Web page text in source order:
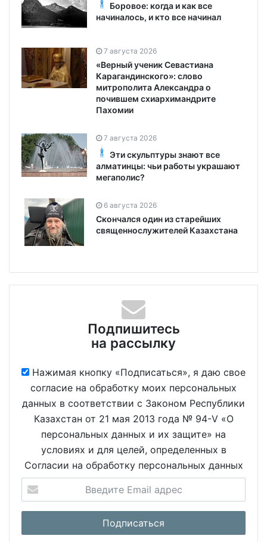
Боровое: когда и как все
начиналось, и кто все начинал
7 августа 2026
«Верный ученик Севастиана
Карагандинского»: слово
митрополита Александра о
почившем схиархимандрите
Пахомии
7 августа 2026
Эти скульптуры знают все
алматинцы: чьи работы украшают
мегаполис?
6 августа 2026
Скончался один из старейших
священнослужителей Казахстана
Подпишитесь
на рассылку
Нажимая кнопку «Подписаться», я даю свое
согласие на обработку моих персональных
данных в соответствии с Законом Республики
Казахстан от 21 мая 2013 года № 94-V «О
персональных данных и их защите» на
условиях и для целей, определенных в
Согласии на обработку персональных данных